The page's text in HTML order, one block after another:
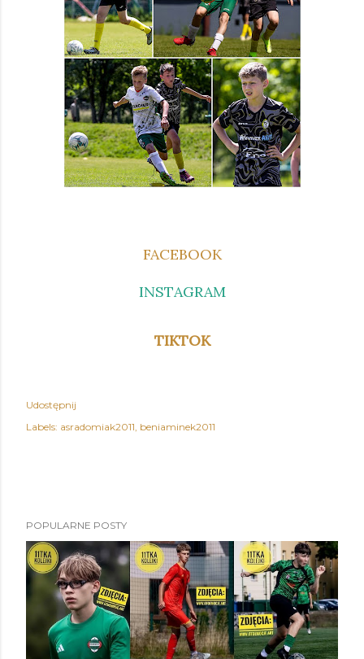
FACEBOOK
INSTAGRAM
TIKTOK
Udostępnij
Labels: asradomiak2011 beniaminek2011
POPULARNE POSTY